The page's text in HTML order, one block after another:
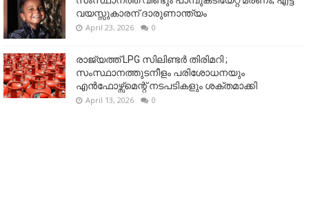
വയസ്സുകാരന് ദാരുണാന്ത്യം
April 23, 2026 0
രാജ്യത്ത് LPG സിലിണ്ടർ തിരിമറി ;
സംസ്ഥാനത്തുടനീളം പരിശോധനയും
എൻഫോഴ്സ്മെന്റ് നടപടികളും ശക്തമാക്കി
April 13, 2026 0